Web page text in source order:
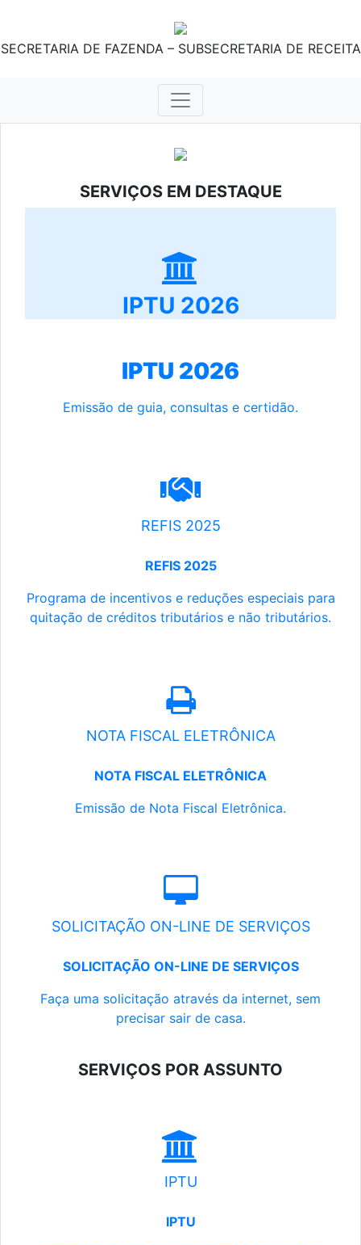
SECRETARIA DE FAZENDA – SUBSECRETARIA DE RECEITA
SERVIÇOS EM DESTAQUE
IPTU 2026
IPTU 2026
Emissão de guia, consultas e certidão.
REFIS 2025
REFIS 2025
Programa de incentivos e reduções especiais para
quitação de créditos tributários e não tributários.
NOTA FISCAL ELETRÔNICA
NOTA FISCAL ELETRÔNICA
Emissão de Nota Fiscal Eletrônica.
SOLICITAÇÃO ON-LINE DE SERVIÇOS
SOLICITAÇÃO ON-LINE DE SERVIÇOS
Faça uma solicitação através da internet, sem
precisar sair de casa.
SERVIÇOS POR ASSUNTO
IPTU
IPTU